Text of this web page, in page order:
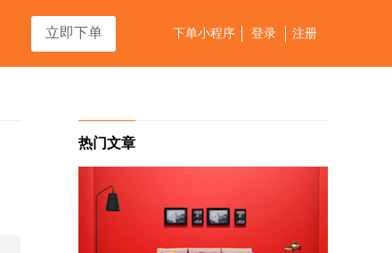
立即下单 下单小程序 登录 注册
热门文章